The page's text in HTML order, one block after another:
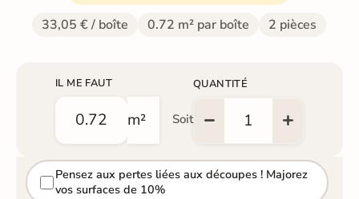
33,05 € / boîte 0.72 m² par boîte 2 pièces
IL ME FAUT
m² Soit
QUANTITÉ
Pensez aux pertes liées aux découpes ! Majorez
vos surfaces de 10%